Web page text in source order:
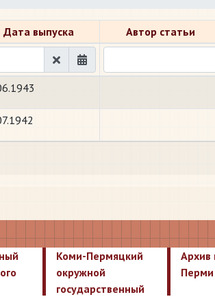
Дата выпуска Автор статьи
Коми-Пермяцкий
окружной
государственный
Архив
Перми